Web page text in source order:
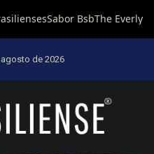
de 2026
trabalha por Brasília